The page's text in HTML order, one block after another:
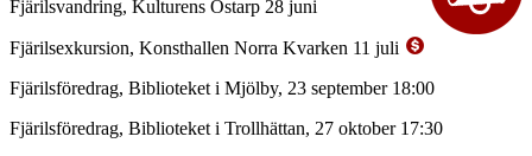
Fjärilsvandring, Kulturens Östarp 28 juni
Fjärilsexkursion, Konsthallen Norra Kvarken 11 juli
Fjärilsföredrag, Biblioteket i Mjölby, 23 september 18:00
Fjärilsföredrag, Biblioteket i Trollhättan, 27 oktober 17:30